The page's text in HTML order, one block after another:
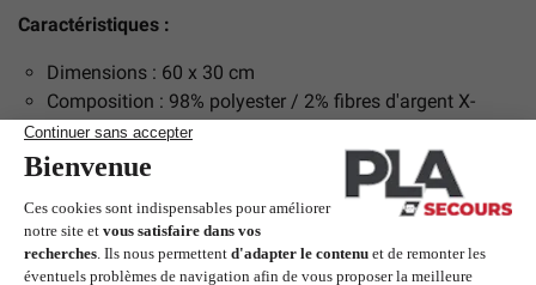
Caractéristiques :
Dimensions : 60 x 30 cm
Composition : 98% polyester / 2% fibres d'argent X-
Statics
Entretien : Lavage sur l'envers et ne pas utiliser
Coloris : Marine